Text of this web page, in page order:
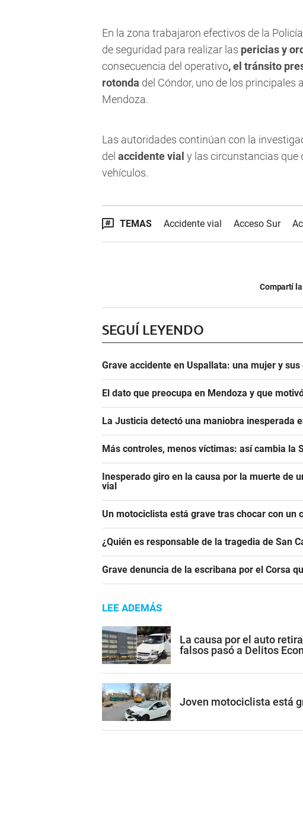
En la zona trabajaron efectivos de la
de seguridad para realizar las pericias y
consecuencia del operativo, el tránsito
rotonda del Cóndor, uno de los
Mendoza.
Las autoridades continúan con la
del accidente vial y las circunstancias que
vehículos.
TEMAS Accidente vial Acceso Sur
Compartí
SEGUÍ LEYENDO
Grave accidente en Uspallata: una mujer y
El dato que preocupa en Mendoza y que
La Justicia detectó una maniobra inesperada
Más controles, menos víctimas: así cambia la
Inesperado giro en la causa por la muerte de
vial
Un motociclista está grave tras chocar con un
¿Quién es responsable de la tragedia de San
Grave denuncia de la escribana por el Corsa
LEE ADEMÁS
La causa por el auto
falsos pasó a Delitos
Joven motociclista está